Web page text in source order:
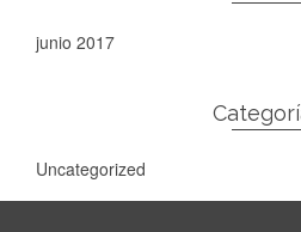
junio 2017
Uncategorized